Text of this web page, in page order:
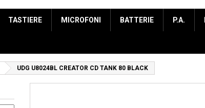
TASTIERE MICROFONI BATTERIE P.A.
UDG U8024BL CREATOR CD TANK 80 BLACK